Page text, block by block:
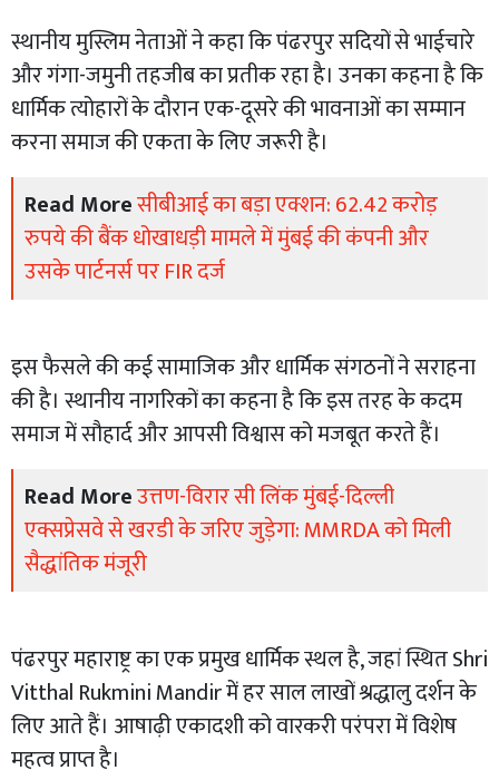
स्थानीय मुस्लिम नेताओं ने कहा कि पंढरपुर सदियों से भाईचारे
और गंगा-जमुनी तहजीब का प्रतीक रहा है। उनका कहना है कि
धार्मिक त्योहारों के दौरान एक-दूसरे की भावनाओं का सम्मान
करना समाज की एकता के लिए जरूरी है।
Read Moreसीबीआई का बड़ा एक्शन: 62.42 करोड़
रुपये की बैंक धोखाधड़ी मामले में मुंबई की कंपनी और
उसके पार्टनर्स पर FIR दर्ज
इस फैसले की कई सामाजिक और धार्मिक संगठनों ने सराहना
की है। स्थानीय नागरिकों का कहना है कि इस तरह के कदम
समाज में सौहार्द और आपसी विश्वास को मजबूत करते हैं।
Read Moreउत्तण-विरार सी लिंक मुंबई-दिल्ली
एक्सप्रेसवे से खरडी के जरिए जुड़ेगा: MMRDA को मिली
सैद्धांतिक मंजूरी
पंढरपुर महाराष्ट्र का एक प्रमुख धार्मिक स्थल है, जहां स्थित Shri
Vitthal Rukmini Mandir में हर साल लाखों श्रद्धालु दर्शन के
लिए आते हैं। आषाढ़ी एकादशी को वारकरी परंपरा में विशेष
महत्व प्राप्त है।